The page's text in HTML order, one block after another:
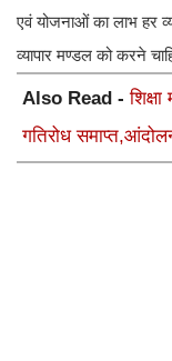
एवं योजनाओं का लाभ हर
व्यापार मण्डल को करने
Also Read -
गतिरोध